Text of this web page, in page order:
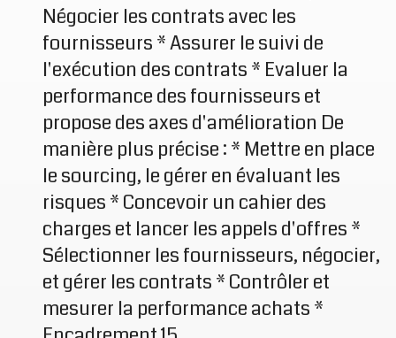
Négocier les contrats avec les
fournisseurs * Assurer le suivi de
l'exécution des contrats * Evaluer la
performance des fournisseurs et
propose des axes d'amélioration De
manière plus précise : * Mettre en place
le sourcing, le gérer en évaluant les
risques * Concevoir un cahier des
charges et lancer les appels d'offres *
Sélectionner les fournisseurs, négocier,
et gérer les contrats * Contrôler et
mesurer la performance achats *